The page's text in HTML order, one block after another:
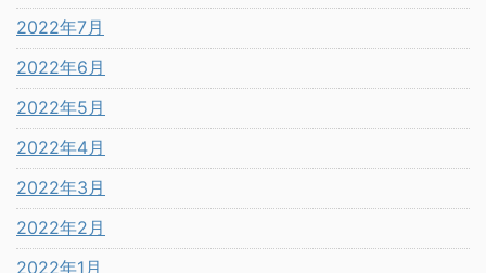
2022年7月
2022年6月
2022年5月
2022年4月
2022年3月
2022年2月
2022年1月